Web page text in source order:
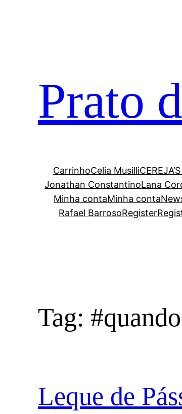
Prato
CarrinhoCelia Musilli
Jonathan ConstantinoLana
Minha contaMinha conta
Rafael BarrosoRegister
Tag:
Leque de